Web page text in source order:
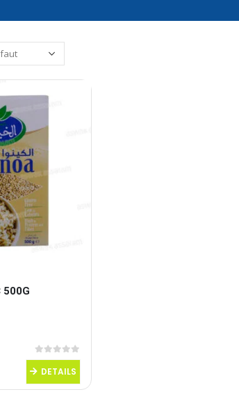
500G
0sur 5
DETAILS